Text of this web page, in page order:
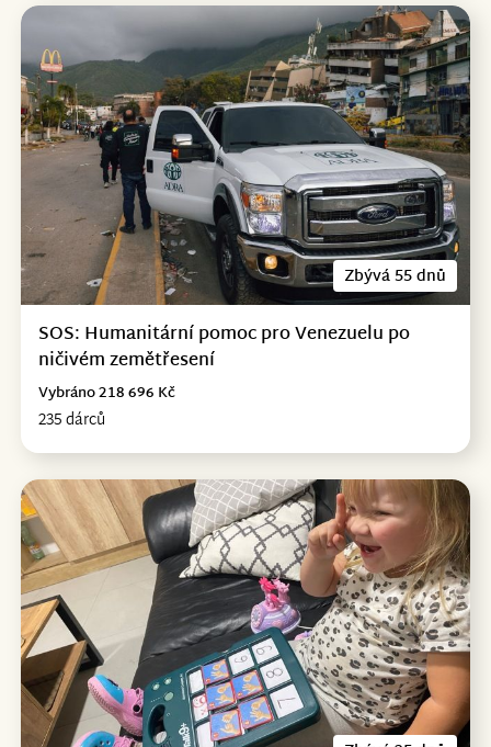
Zbývá 55 dnů
SOS: Humanitární pomoc pro Venezuelu po
ničivém zemětřesení
235 dárců
Vybráno 218 696 Kč